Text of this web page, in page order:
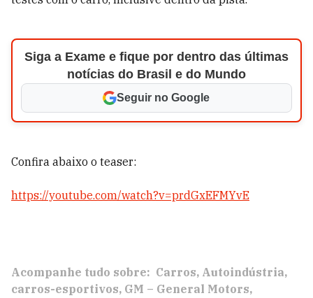
Siga a Exame e fique por dentro das últimas
notícias do Brasil e do Mundo
Seguir no Google
Confira abaixo o teaser:
https://youtube.com/watch?v=prdGxEFMYvE
Acompanhe tudo sobre: Carros Autoindústria
carros-esportivos GM – General Motors